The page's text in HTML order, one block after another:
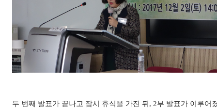
두 번째 발표가 끝나고 잠시 휴식을 가진 뒤, 2부 발표가 이루어